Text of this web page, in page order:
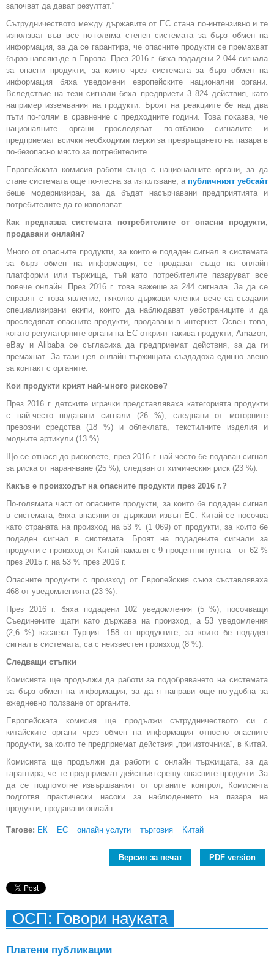
започват да дават резултат.“
Сътрудничеството между държавите от ЕС стана по-интензивно и те
използват във все по-голяма степен системата за бърз обмен на
информация, за да се гарантира, че опасните продукти се премахват
бързо навсякъде в Европа. През 2016 г. бяха подадени 2 044 сигнала
за опасни продукти, за които чрез системата за бърз обмен на
информация бяха уведомени европейските национални органи.
Вследствие на тези сигнали бяха предприети 3 824 действия, като
например изземвания на продукти. Броят на реакциите бе над два
пъти по-голям в сравнение с предходните години. Това показва, че
националните органи проследяват по-отблизо сигналите и
предприемат всички необходими мерки за превръщането на пазара в
по-безопасно място за потребителите.
Европейската комисия работи също с националните органи, за да
стане системата още по-лесна за използване, а публичният уебсайт
беше модернизиран, за да бъдат насърчавани предприятията и
потребителите да го използват.
Как предпазва системата потребителите от опасни продукти,
продавани онлайн?
Много от опасните продукти, за които е подаден сигнал в системата
за бърз обмен на информация, се продават също на онлайн
платформи или тържища, тъй като потребителите пазаруват все
повече онлайн. През 2016 г. това важеше за 244 сигнала. За да се
справят с това явление, няколко държави членки вече са създали
специализирани екипи, които да наблюдават уебстраниците и да
проследяват опасните продукти, продавани в интернет. Освен това,
когато регулаторните органи на ЕС открият такива продукти, Amazon,
eBay и Alibaba се съгласиха да предприемат действия, за да ги
премахнат. За тази цел онлайн тържищата създадоха единно звено
за контакт с органите.
Кои продукти крият най-много рискове?
През 2016 г. детските играчки представляваха категорията продукти
с най-често подавани сигнали (26 %), следвани от моторните
превозни средства (18 %) и облеклата, текстилните изделия и
модните артикули (13 %).
Що се отнася до рисковете, през 2016 г. най-често бе подаван сигнал
за риска от нараняване (25 %), следван от химическия риск (23 %).
Какъв е произходът на опасните продукти през 2016 г.?
По-голямата част от опасните продукти, за които бе подаден сигнал
в системата, бяха внасяни от държави извън ЕС. Китай се посочва
като страната на произход на 53 % (1 069) от продукти, за които бе
подаден сигнал в системата. Броят на подадените сигнали за
продукти с произход от Китай намаля с 9 процентни пункта - от 62 %
през 2015 г. на 53 % през 2016 г.
Опасните продукти с произход от Европейския съюз съставляваха
468 от уведомленията (23 %).
През 2016 г. бяха подадени 102 уведомления (5 %), посочващи
Съединените щати като държава на произход, а 53 уведомления
(2,6 %) касаеха Турция. 158 от продуктите, за които бе подаден
сигнал в системата, са с неизвестен произход (8 %).
Следващи стъпки
Комисията ще продължи да работи за подобряването на системата
за бърз обмен на информация, за да я направи още по-удобна за
ежедневно ползване от органите.
Европейската комисия ще продължи сътрудничеството си с
китайските органи чрез обмен на информация относно опасните
продукти, за които те предприемат действия „при източника“, в Китай.
Комисията ще продължи да работи с онлайн тържищата, за да
гарантира, че те предприемат действия срещу опасните продукти. За
да се подпомогне извършваният от органите контрол, Комисията
подготвя практически насоки за наблюдението на пазара на
продукти, продавани онлайн.
Тагове: ЕК ЕС онлайн услуги търговия Китай
Версия за печат PDF version
ОСП: Говори науката
Платени публикации